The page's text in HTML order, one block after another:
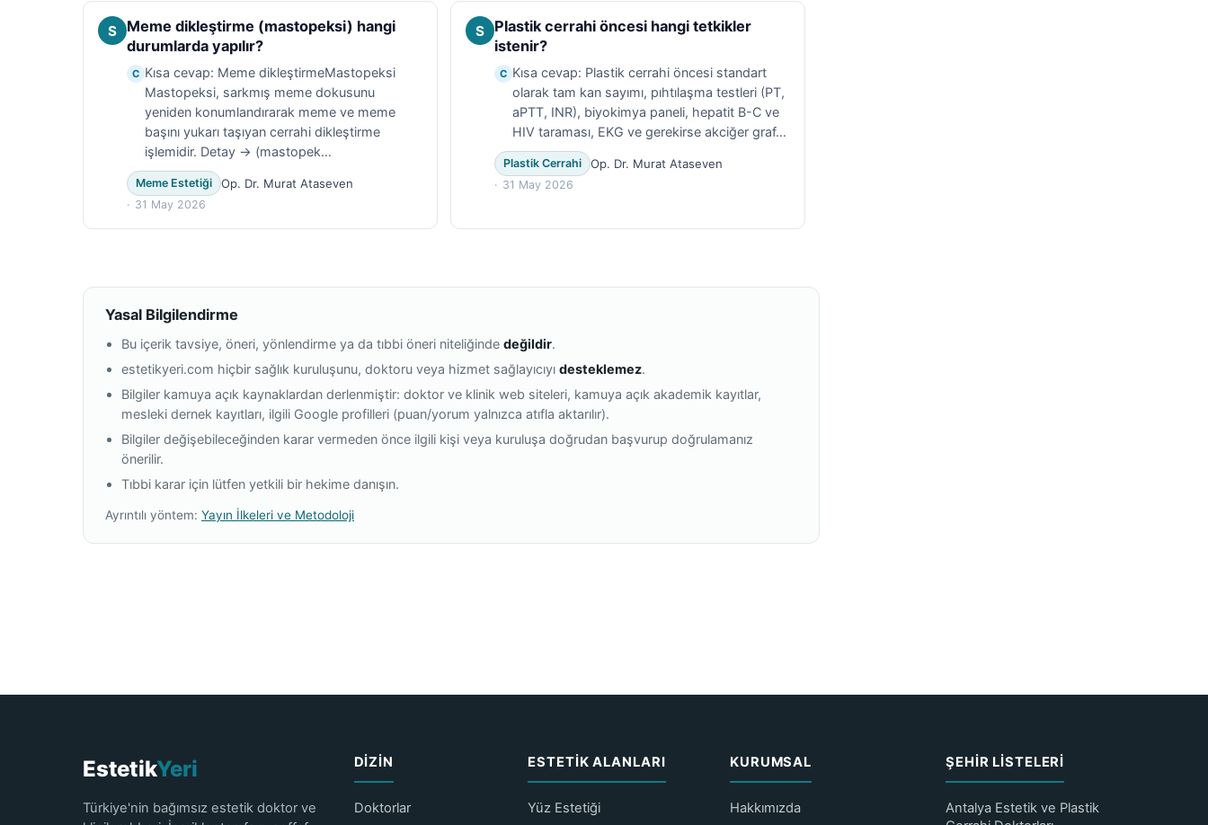
S
Meme dikleştirme (mastopeksi) hangi
durumlarda yapılır?
C Kısa cevap: Meme dikleştirmeMastopeksi
Mastopeksi, sarkmış meme dokusunu
yeniden konumlandırarak meme ve meme
başını yukarı taşıyan cerrahi dikleştirme
işlemidir. Detay → (mastopek…
Meme Estetiği Op. Dr. Murat Ataseven
31 May 2026
S
Plastik cerrahi öncesi hangi tetkikler
istenir?
C Kısa cevap: Plastik cerrahi öncesi standart
olarak tam kan sayımı, pıhtılaşma testleri (PT,
aPTT, INR), biyokimya paneli, hepatit B-C ve
HIV taraması, EKG ve gerekirse akciğer graf…
Plastik Cerrahi Op. Dr. Murat Ataseven
31 May 2026
Yasal Bilgilendirme
Bu içerik tavsiye, öneri, yönlendirme ya da tıbbi öneri niteliğinde değildir.
estetikyeri.com hiçbir sağlık kuruluşunu, doktoru veya hizmet sağlayıcıyı desteklemez.
Bilgiler kamuya açık kaynaklardan derlenmiştir: doktor ve klinik web siteleri, kamuya açık akademik kayıtlar,
mesleki dernek kayıtları, ilgili Google profilleri (puan/yorum yalnızca atıfla aktarılır).
Bilgiler değişebileceğinden karar vermeden önce ilgili kişi veya kuruluşa doğrudan başvurup doğrulamanız
önerilir.
Tıbbi karar için lütfen yetkili bir hekime danışın.
Ayrıntılı yöntem: Yayın İlkeleri ve Metodoloji
EstetikYeri
Türkiye'nin bağımsız estetik doktor ve
DIZIN
Doktorlar
ESTETIK ALANLARI
Yüz Estetiği
KURUMSAL
Hakkımızda
ŞEHIR LISTELERI
Antalya Estetik ve Plastik